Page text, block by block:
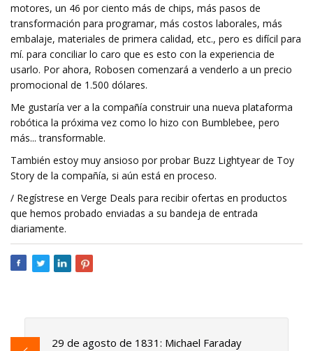
motores, un 46 por ciento más de chips, más pasos de
transformación para programar, más costos laborales, más
embalaje, materiales de primera calidad, etc., pero es difícil para
mí. para conciliar lo caro que es esto con la experiencia de
usarlo. Por ahora, Robosen comenzará a venderlo a un precio
promocional de 1.500 dólares.
Me gustaría ver a la compañía construir una nueva plataforma
robótica la próxima vez como lo hizo con Bumblebee, pero
más... transformable.
También estoy muy ansioso por probar Buzz Lightyear de Toy
Story de la compañía, si aún está en proceso.
/ Regístrese en Verge Deals para recibir ofertas en productos
que hemos probado enviadas a su bandeja de entrada
diariamente.
29 de agosto de 1831: Michael Faraday